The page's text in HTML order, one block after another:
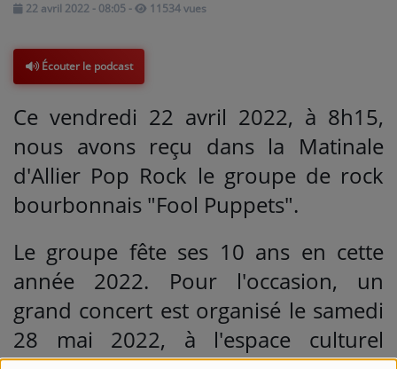
Médias
PODCASTS
Agenda
Titres diffusés
22 avril 2022 - 08:05 - 11534 vues
Écouter le podcast
Ce vendredi 22 avril 2022, à 8h15,
nous avons reçu dans la Matinale
d'Allier Pop Rock le groupe de rock
bourbonnais "Fool Puppets".
Le groupe fête ses 10 ans en cette
année 2022. Pour l'occasion, un
grand concert est organisé le samedi
28 mai 2022, à l'espace culturel